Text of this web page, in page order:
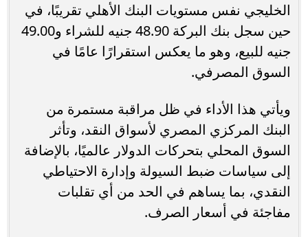
الخليجي نفس مستويات البنك الأهلي تقريبًا، في
حين سجل بنك البركة 48.90 جنيه للشراء و49.00
جنيه للبيع، وهو ما يعكس استقرارًا عامًا في
السوق المصرفي.
ويأتي هذا الأداء في ظل مراقبة مستمرة من
البنك المركزي المصري لأسواق النقد، وتأثر
السوق المحلي بتحركات الدولار عالميًا، بالإضافة
إلى سياسات ضبط السيولة وإدارة الاحتياطي
النقدي، بما يساهم في الحد من أي تقلبات
مفاجئة في أسعار الصرف.